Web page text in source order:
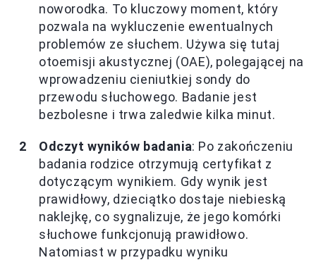
noworodka. To kluczowy moment, który
pozwala na wykluczenie ewentualnych
problemów ze słuchem. Używa się tutaj
otoemisji akustycznej (OAE), polegającej na
wprowadzeniu cieniutkiej sondy do
przewodu słuchowego. Badanie jest
bezbolesne i trwa zaledwie kilka minut.
Odczyt wyników badania: Po zakończeniu
badania rodzice otrzymują certyfikat z
dotyczącym wynikiem. Gdy wynik jest
prawidłowy, dzieciątko dostaje niebieską
naklejkę, co sygnalizuje, że jego komórki
słuchowe funkcjonują prawidłowo.
Natomiast w przypadku wyniku